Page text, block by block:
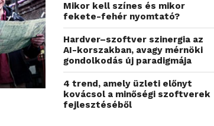
Mikor kell színes és mikor
fekete-fehér nyomtató?
Hardver–szoftver szinergia az
AI-korszakban, avagy mérnöki
gondolkodás új paradigmája
4 trend, amely üzleti előnyt
kovácsol a minőségi szoftverek
fejlesztéséből